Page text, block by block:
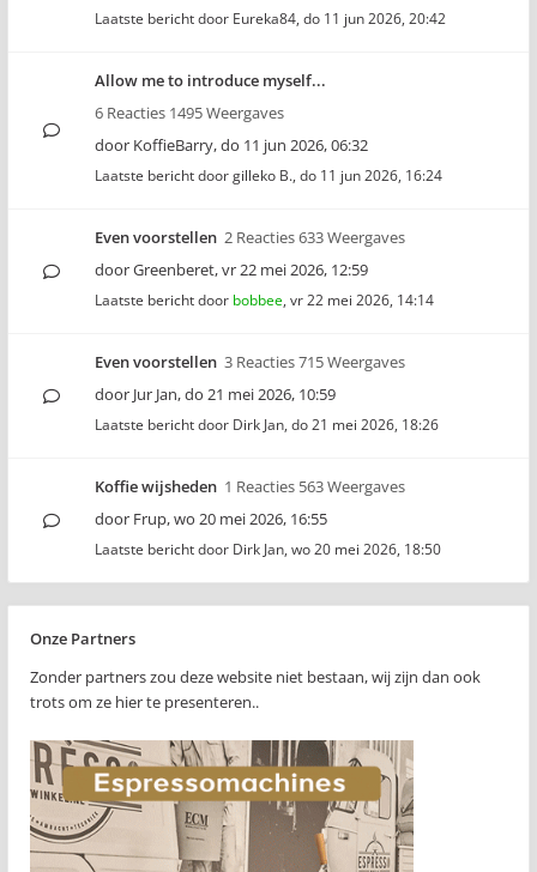
Laatste bericht door Eureka84, do 11 jun 2026, 20:42
Allow me to introduce myself...
6 Reacties 1495 Weergaves
door KoffieBarry,do 11 jun 2026, 06:32
Laatste bericht doorgilleko B., do 11 jun 2026, 16:24
Even voorstellen 2 Reacties 633 Weergaves
doorGreenberet,vr 22 mei 2026, 12:59
Laatste bericht door bobbee, vr 22 mei 2026, 14:14
Even voorstellen 3 Reacties 715 Weergaves
door Jur Jan,do 21 mei 2026, 10:59
Laatste bericht door Dirk Jan, do 21 mei 2026, 18:26
Koffie wijsheden 1 Reacties 563 Weergaves
door Frup,wo 20 mei 2026, 16:55
Laatste bericht door Dirk Jan, wo 20 mei 2026, 18:50
Onze Partners
Zonder partners zou deze website niet bestaan, wij zijn dan ook
trots om ze hier te presenteren..